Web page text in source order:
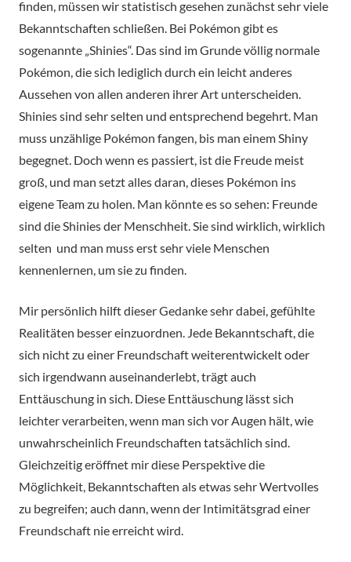
finden, müssen wir statistisch gesehen zunächst sehr viele
Bekanntschaften schließen. Bei Pokémon gibt es
sogenannte „Shinies“. Das sind im Grunde völlig normale
Pokémon, die sich lediglich durch ein leicht anderes
Aussehen von allen anderen ihrer Art unterscheiden.
Shinies sind sehr selten und entsprechend begehrt. Man
muss unzählige Pokémon fangen, bis man einem Shiny
begegnet. Doch wenn es passiert, ist die Freude meist
groß, und man setzt alles daran, dieses Pokémon ins
eigene Team zu holen. Man könnte es so sehen: Freunde
sind die Shinies der Menschheit. Sie sind wirklich, wirklich
selten und man muss erst sehr viele Menschen
kennenlernen, um sie zu finden.
Mir persönlich hilft dieser Gedanke sehr dabei, gefühlte
Realitäten besser einzuordnen. Jede Bekanntschaft, die
sich nicht zu einer Freundschaft weiterentwickelt oder
sich irgendwann auseinanderlebt, trägt auch
Enttäuschung in sich. Diese Enttäuschung lässt sich
leichter verarbeiten, wenn man sich vor Augen hält, wie
unwahrscheinlich Freundschaften tatsächlich sind.
Gleichzeitig eröffnet mir diese Perspektive die
Möglichkeit, Bekanntschaften als etwas sehr Wertvolles
zu begreifen; auch dann, wenn der Intimitätsgrad einer
Freundschaft nie erreicht wird.